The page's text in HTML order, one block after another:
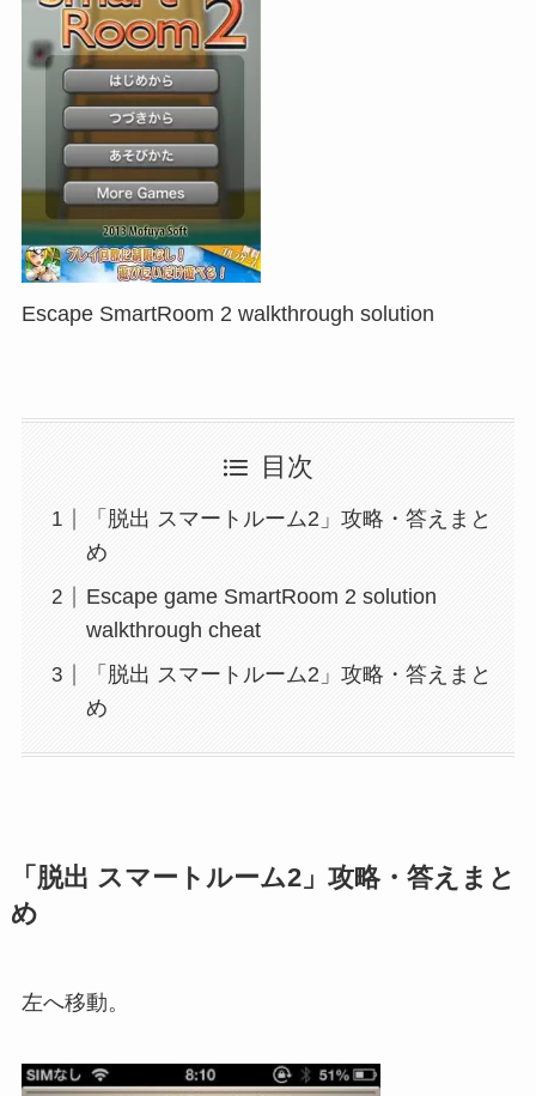
Escape SmartRoom 2 walkthrough solution
目次
「脱出 スマートルーム2」攻略・答えまと
め
Escape game SmartRoom 2 solution
walkthrough cheat
「脱出 スマートルーム2」攻略・答えまと
め
「脱出 スマートルーム2」攻略・答えまと
め
左へ移動。